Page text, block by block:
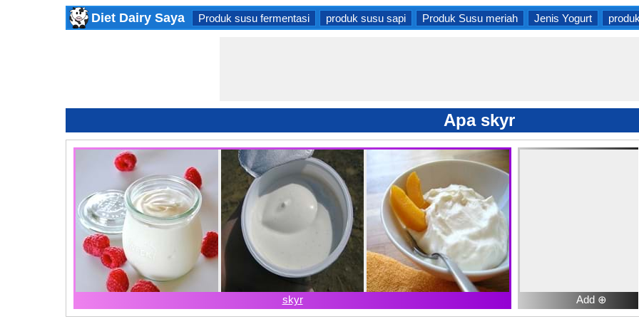
Diet Dairy Saya Produk susu fermentasi produk susu sapi Produk Susu meriah Jenis Yogurt
Apa skyr
skyr Add ⊕